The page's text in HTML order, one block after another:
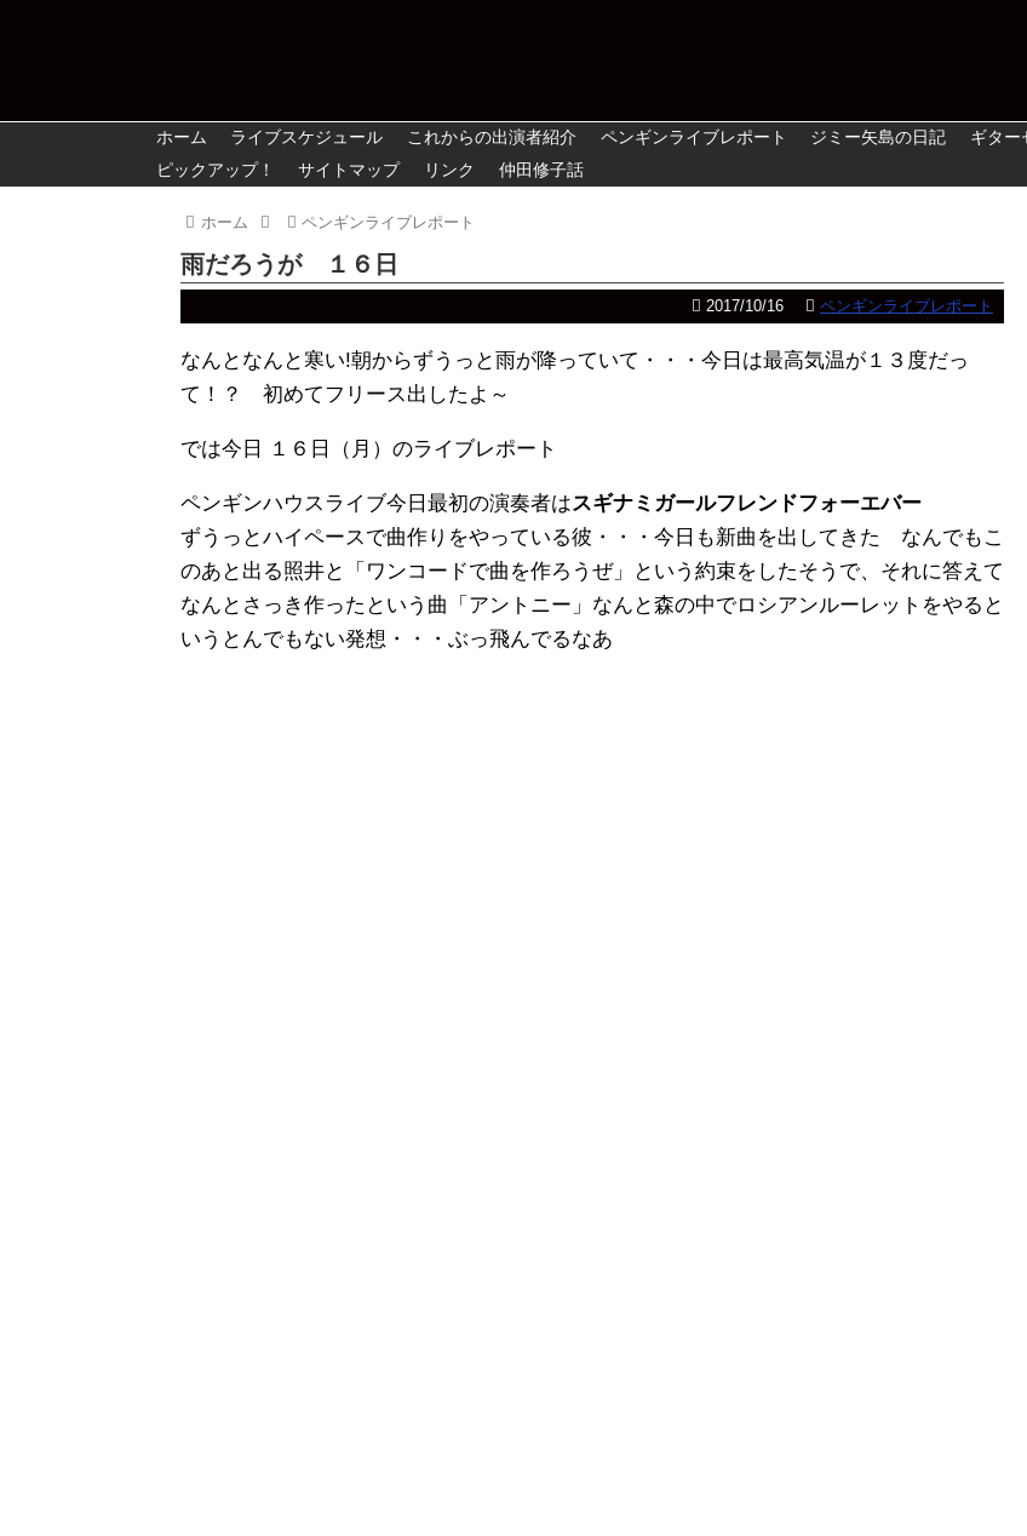
ホーム ライブスケジュール これからの出演者紹介 ペンギンライブレポート ジミー矢島の日記 ギター
ピックアップ！
サイトマップ リンク 仲田修子話
ホーム ペンギンライブレポート
雨だろうが １６日
2017/10/16 ペンギンライブレポート
なんとなんと寒い!朝からずうっと雨が降っていて・・・今日は最高気温が１３度だっ
て！？ 初めてフリース出したよ～
では今日 １６日（月）のライブレポート
ペンギンハウスライブ今日最初の演奏者はスギナミガールフレンドフォーエバー
ずうっとハイペースで曲作りをやっている彼・・・今日も新曲を出してきた なんでもこ
のあと出る照井と「ワンコードで曲を作ろうぜ」という約束をしたそうで、それに答えて
なんとさっき作ったという曲「アントニー」なんと森の中でロシアンルーレットをやると
いうとんでもない発想・・・ぶっ飛んでるなあ